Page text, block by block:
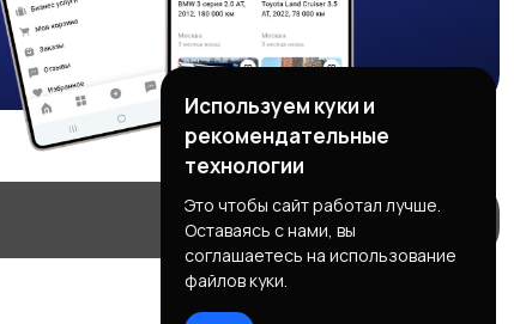
Используем куки и
рекомендательные
технологии
Это чтобы сайт работал лучше.
Оставаясь с нами, вы
соглашаетесь на использование
файлов куки.